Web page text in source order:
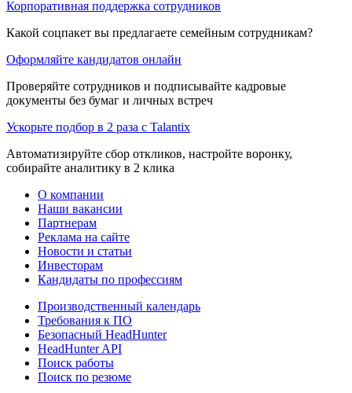
Корпоративная поддержка сотрудников
Какой соцпакет вы предлагаете семейным сотрудникам?
Оформляйте кандидатов онлайн
Проверяйте сотрудников и подписывайте кадровые
документы без бумаг и личных встреч
Ускорьте подбор в 2 раза с Talantix
Автоматизируйте сбор откликов, настройте воронку,
собирайте аналитику в 2 клика
О компании
Наши вакансии
Партнерам
Реклама на сайте
Новости и статьи
Инвесторам
Кандидаты по профессиям
Производственный календарь
Требования к ПО
Безопасный HeadHunter
HeadHunter API
Поиск работы
Поиск по резюме